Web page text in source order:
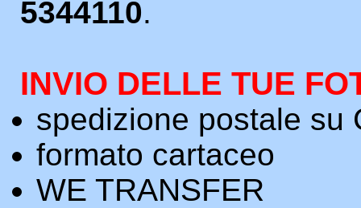
5344110.
INVIO DELLE TUE
spedizione postale su
formato cartaceo
WE TRANSFER